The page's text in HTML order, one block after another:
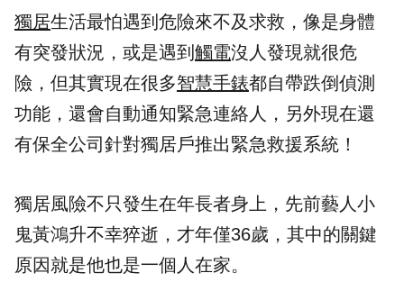
獨居生活最怕遇到危險來不及求救，像是身體
有突發狀況，或是遇到 觸電沒人發現就很危
險，但其實現在很多智慧手錶都自帶跌倒偵測
功能，還會自動通知緊急連絡人 ，另外現在還
有保全公司針對獨居戶推出緊急救援系統！
獨居風險不只發生在年長者身上，先前藝人小
鬼黃鴻升不幸猝逝，才年僅36歲，其中的關鍵
原因就是他也是一個人在家。